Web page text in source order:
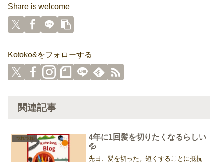
Share is welcome
Kotoko&をフォローする
関連記事
つれづれ
4年に1回髪を切りたくなるらしい
💦
先日、髪を切った。短くすることに抵抗